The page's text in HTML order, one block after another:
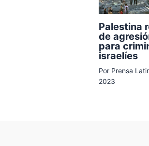
Palestina
de
para
israelíes
Por Prensa
2023